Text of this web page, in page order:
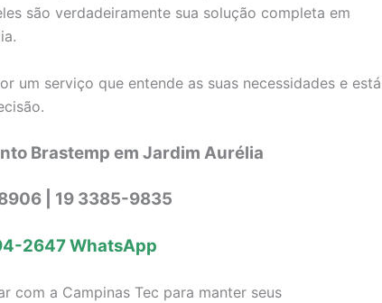
são verdadeiramente sua solução completa em
um serviço que entende as suas necessidades e está
Brastemp em Jardim Aurélia
| 19 3385-9835
2647WhatsApp
com a Campinas Tec para manter seus